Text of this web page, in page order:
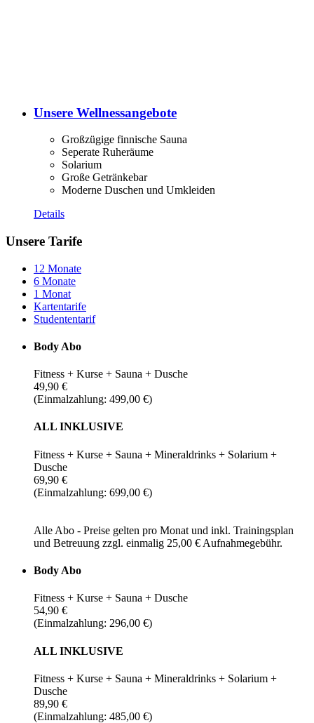
Unsere Wellnessangebote
Großzügige finnische Sauna
Seperate Ruheräume
Solarium
Große Getränkebar
Moderne Duschen und Umkleiden
Details
Unsere Tarife
12 Monate
6 Monate
1 Monat
Kartentarife
Studententarif
Body Abo
Fitness + Kurse + Sauna + Dusche
49,90 €
(Einmalzahlung: 499,00 €)
ALL INKLUSIVE
Fitness + Kurse + Sauna + Mineraldrinks + Solarium +
Dusche
69,90 €
(Einmalzahlung: 699,00 €)
Alle Abo - Preise gelten pro Monat und inkl. Trainingsplan
und Betreuung zzgl. einmalig 25,00 € Aufnahmegebühr.
Body Abo
Fitness + Kurse + Sauna + Dusche
54,90 €
(Einmalzahlung: 296,00 €)
ALL INKLUSIVE
Fitness + Kurse + Sauna + Mineraldrinks + Solarium +
Dusche
89,90 €
(Einmalzahlung: 485,00 €)